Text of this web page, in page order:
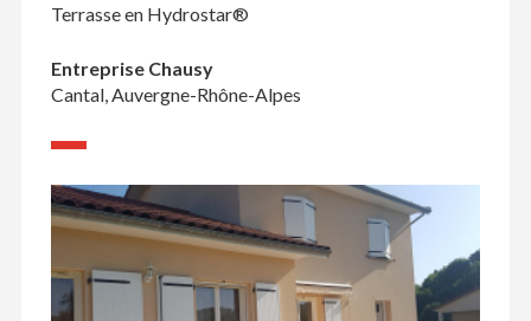
Terrasse en Hydrostar®
Entreprise Chausy
Cantal, Auvergne-Rhône-Alpes